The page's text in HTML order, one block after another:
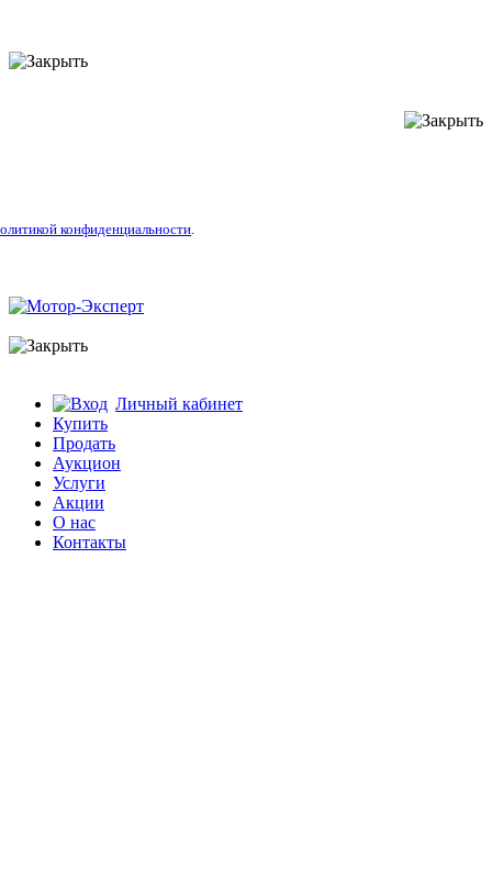
конфиденциальности.
Личный кабинет
Купить
Продать
Аукцион
Услуги
Акции
О нас
Контакты